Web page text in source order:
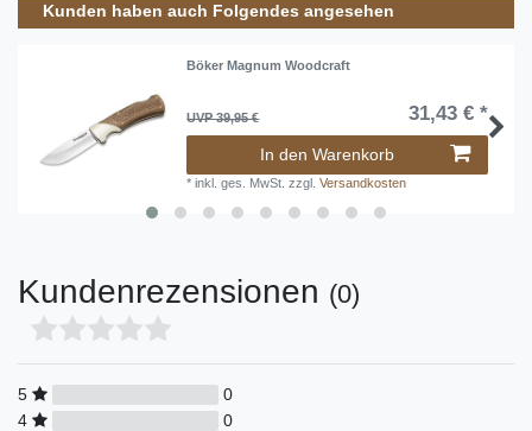
Kunden haben auch Folgendes angesehen
Böker Magnum Woodcraft
UVP 39,95 € 31,43 € *
In den Warenkorb
*inkl. ges. MwSt. zzgl.Versandkosten
Kundenrezensionen (0)
5
0
4
0